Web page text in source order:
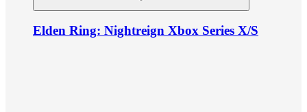
Elden Ring: Nightreign Xbox Series X/S